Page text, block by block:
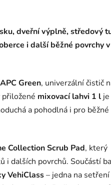
dveřní výplně, středový
i další běžné povrchy v
Green, univerzální čistič
mixovací lahvi 1 l je
a pohodlná i pro běžné
Collection Scrub Pad, který
i dalších povrchů. Součástí
VehiClass– jedna na setření